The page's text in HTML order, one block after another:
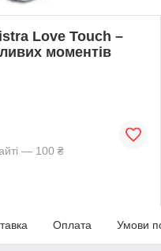
Love Touch –
моментів
— 100 ₴
Оплата Умови